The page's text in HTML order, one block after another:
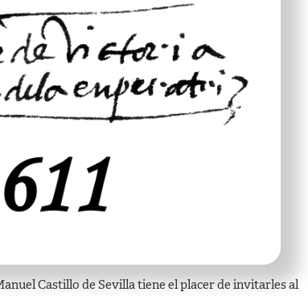
muerte
de
T.L.
de
Victoria
Castillo de Sevilla tiene el placer de invitarles al